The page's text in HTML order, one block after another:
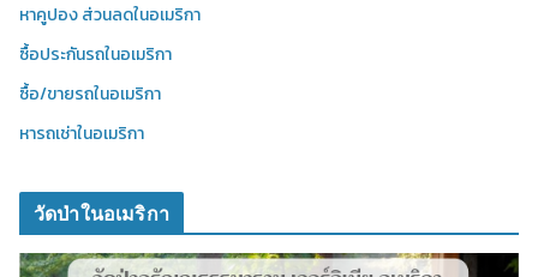
หาคูปอง ส่วนลดในอเมริกา
ซื้อประกันรถในอเมริกา
ซื้อ/ขายรถในอเมริกา
หารถเช่าในอเมริกา
วัดป่าในอเมริกา